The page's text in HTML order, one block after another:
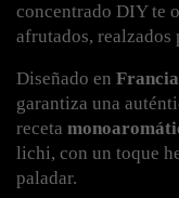
concentrado DIY te
afrutados, realzados
Diseñado en Francia
garantiza una
receta
lichi, con un toque
paladar.